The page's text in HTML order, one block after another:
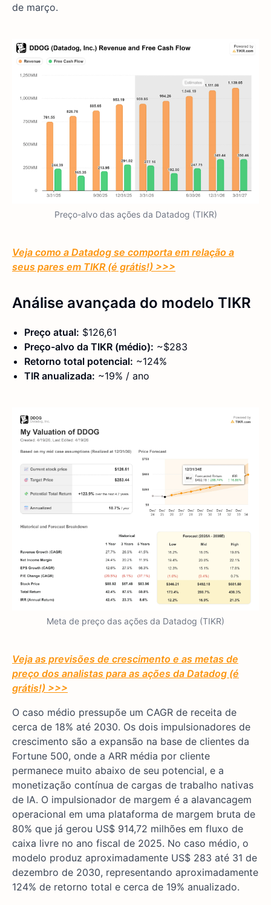
de março.
Preço-alvo das ações da Datadog (TIKR)
Veja como a Datadog se comporta em relação a
seus pares em TIKR (é grátis!) >>>
Análise avançada do modelo TIKR
Preço atual: $126,61
Preço-alvo da TIKR (médio): ~$283
Retorno total potencial: ~124%
TIR anualizada: ~19% / ano
Meta de preço das ações da Datadog (TIKR)
Veja as previsões de crescimento e as metas de
preço dos analistas para as ações da Datadog (é
grátis!) >>>
O caso médio pressupõe um CAGR de receita de
cerca de 18% até 2030. Os dois impulsionadores de
crescimento são a expansão na base de clientes da
Fortune 500, onde a ARR média por cliente
permanece muito abaixo de seu potencial, e a
monetização contínua de cargas de trabalho nativas
de IA. O impulsionador de margem é a alavancagem
operacional em uma plataforma de margem bruta de
80% que já gerou US$ 914,72 milhões em fluxo de
caixa livre no ano fiscal de 2025. No caso médio, o
modelo produz aproximadamente US$ 283 até 31 de
dezembro de 2030, representando aproximadamente
124% de retorno total e cerca de 19% anualizado.